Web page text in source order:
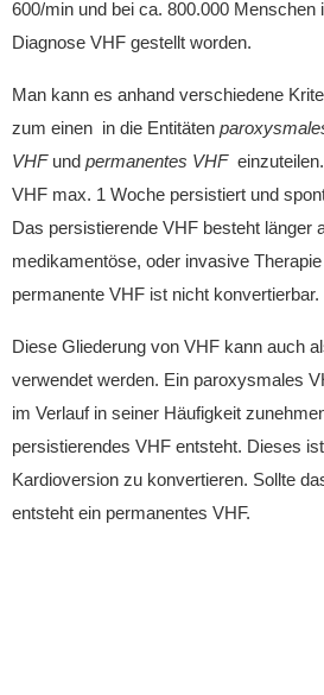
600/min und bei ca. 800.000
Diagnose VHF gestellt worden.
Man kann es anhand verschiedene
zum einen in die Entitäten
VHFund permanentes VHF
VHF max. 1 Woche persistiert und
Das persistierende VHF besteht länger
medikamentöse, oder invasive
permanente VHF ist nicht konvertierbar.
Diese Gliederung von VHF kann auch
verwendet werden. Ein paroxysmales
im Verlauf in seiner Häufigkeit
persistierendes VHF entsteht. Dieses
Kardioversion zu konvertieren. Sollte
entsteht ein permanentes VHF.